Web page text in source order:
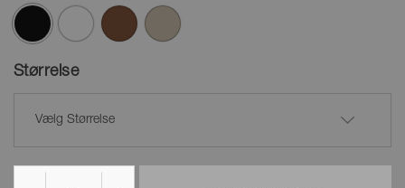
valgte
Størrelse
Vælg Størrelse